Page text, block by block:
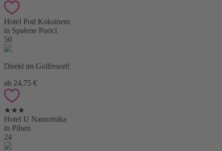
Hotel Pod Koksinem
in Spalene Porici
50
Direkt im Golfresort!
ab 24,75 €
★★★
Hotel U Namornika
in Pilsen
24